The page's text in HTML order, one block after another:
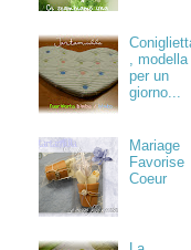
, modella
per un
giorno...
Mariage
Favorise
Coeur